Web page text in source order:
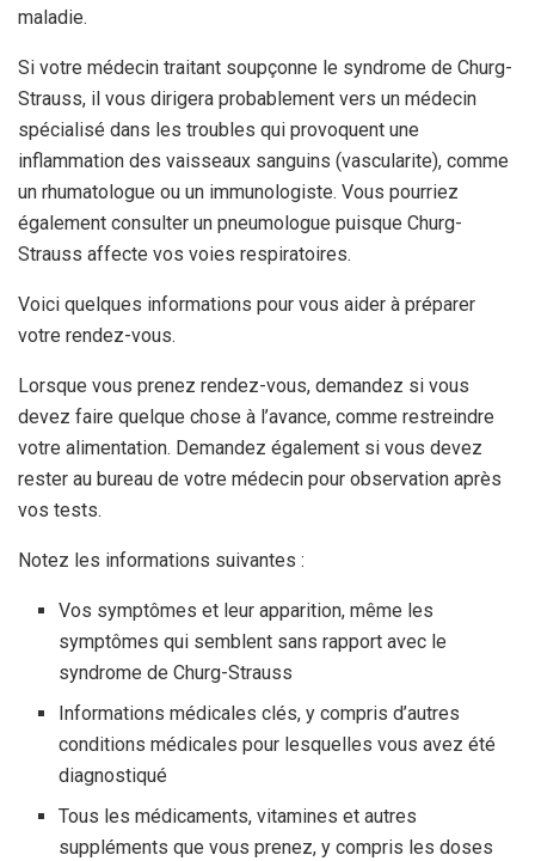
maladie.
Si votre médecin traitant soupçonne le syndrome de Churg-
Strauss, il vous dirigera probablement vers un médecin
spécialisé dans les troubles qui provoquent une
inflammation des vaisseaux sanguins (vascularite), comme
un rhumatologue ou un immunologiste. Vous pourriez
également consulter un pneumologue puisque Churg-
Strauss affecte vos voies respiratoires.
Voici quelques informations pour vous aider à préparer
votre rendez-vous.
Lorsque vous prenez rendez-vous, demandez si vous
devez faire quelque chose à l’avance, comme restreindre
votre alimentation. Demandez également si vous devez
rester au bureau de votre médecin pour observation après
vos tests.
Notez les informations suivantes :
Vos symptômes et leur apparition, même les
symptômes qui semblent sans rapport avec le
syndrome de Churg-Strauss
Informations médicales clés, y compris d’autres
conditions médicales pour lesquelles vous avez été
diagnostiqué
Tous les médicaments, vitamines et autres
suppléments que vous prenez, y compris les doses